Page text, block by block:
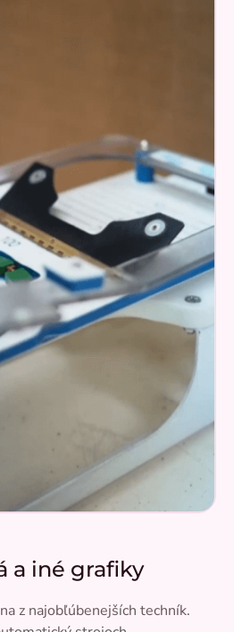
a iné grafiky
z najobľúbenejších techník.